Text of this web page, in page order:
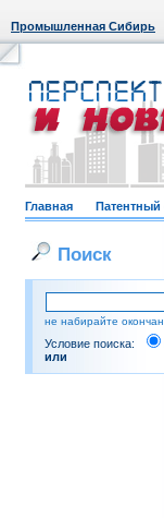
Промышленная Сибирь
Главная Патентный
Поиск
не набирайте
Условие поиска:
или